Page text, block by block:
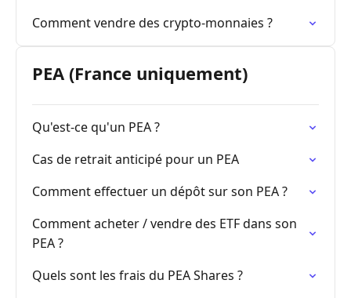
Comment vendre des crypto-monnaies ?
PEA (France uniquement)
Qu'est-ce qu'un PEA ?
Cas de retrait anticipé pour un PEA
Comment effectuer un dépôt sur son PEA ?
Comment acheter / vendre des ETF dans son
PEA ?
Quels sont les frais du PEA Shares ?